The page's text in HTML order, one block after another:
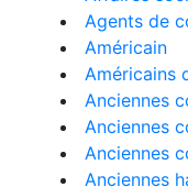
Agents de
Américain
Américains
Anciennes
Anciennes
Anciennes
Anciennes